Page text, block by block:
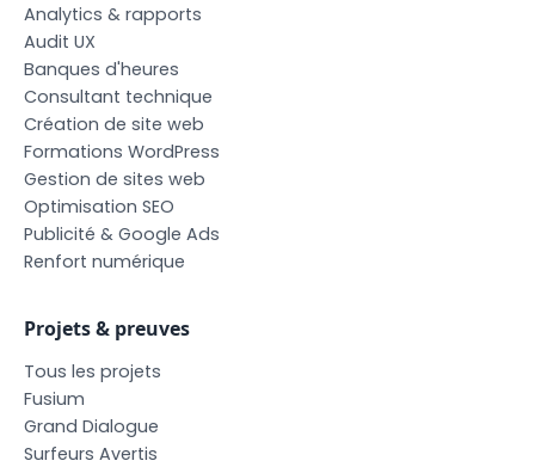
Analytics & rapports
Audit UX
Banques d'heures
Consultant technique
Création de site web
Formations WordPress
Gestion de sites web
Optimisation SEO
Publicité & Google Ads
Renfort numérique
Projets & preuves
Tous les projets
Fusium
Grand Dialogue
Surfeurs Avertis